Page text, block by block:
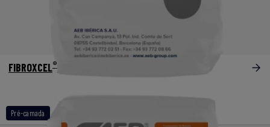
Pré-camada
FIBROXCEL®